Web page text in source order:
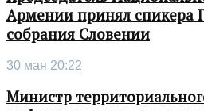
Армении принял спикера
собрания Словении
30 мая 20:22
Министр